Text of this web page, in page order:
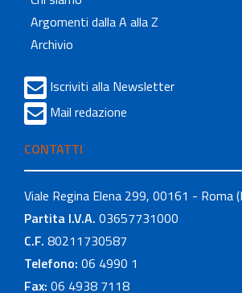
Argomenti dalla A alla Z
Archivio
Iscriviti alla Newsletter
Mail redazione
CONTATTI
Viale Regina Elena 299, 00161 - Roma
Partita I.V.A. 03657731000
C.F. 80211730587
Telefono: 06 4990 1
Fax: 06 4938 7118